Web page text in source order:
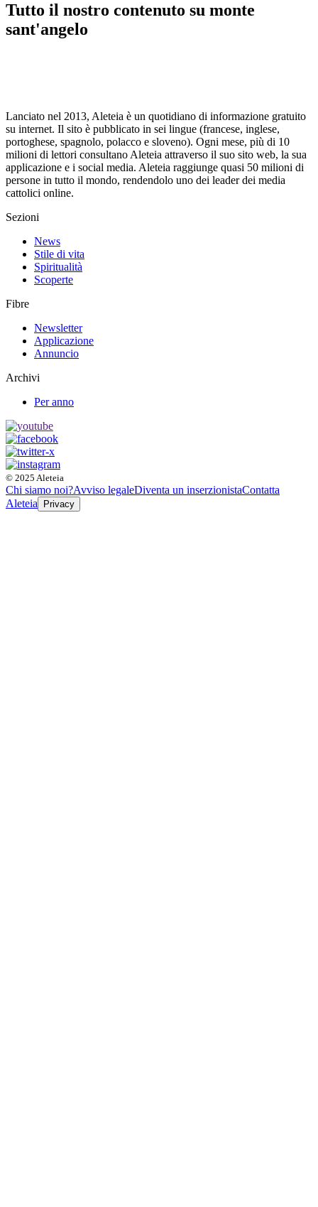
Tutto il nostro contenuto su monte
sant'angelo
Lanciato nel 2013, Aleteia è un quotidiano di informazione gratuito
su internet. Il sito è pubblicato in sei lingue (francese, inglese,
portoghese, spagnolo, polacco e sloveno). Ogni mese, più di 10
milioni di lettori consultano Aleteia attraverso il suo sito web, la sua
applicazione e i social media. Aleteia raggiunge quasi 50 milioni di
persone in tutto il mondo, rendendolo uno dei leader dei media
cattolici online.
Sezioni
News
Stile di vita
Spiritualità
Scoperte
Fibre
Newsletter
Applicazione
Annuncio
Archivi
Per anno
© 2025 Aleteia
Chi siamo noi?Avviso legaleDiventa un inserzionistaContatta
Aleteia
Privacy